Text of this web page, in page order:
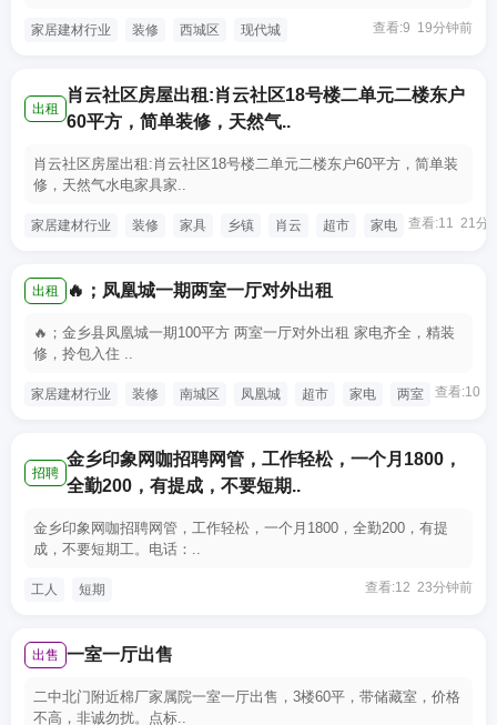
家居建材行业 装修 西城区 现代城 查看:9 19分钟前
出租
肖云社区房屋出租:肖云社区18号楼二单元二楼东户
60平方，简单装修，天然气..
肖云社区房屋出租:肖云社区18号楼二单元二楼东户60平方，简单装
修，天然气水电家具家..
家居建材行业 装修 家具 乡镇 肖云 超市 家电 查看:11 21分
出租 🔥；凤凰城一期两室一厅对外出租
🔥；金乡县凤凰城一期100平方 两室一厅对外出租 家电齐全，精装
修，拎包入住 ..
家居建材行业 装修 南城区 凤凰城 超市 家电 两室 查看:10
招聘
金乡印象网咖招聘网管，工作轻松，一个月1800，
全勤200，有提成，不要短期..
金乡印象网咖招聘网管，工作轻松，一个月1800，全勤200，有提
成，不要短期工。电话：..
工人 短期 查看:12 23分钟前
出售 一室一厅出售
二中北门附近棉厂家属院一室一厅出售，3楼60平，带储藏室，价格
不高，非诚勿扰。点标..